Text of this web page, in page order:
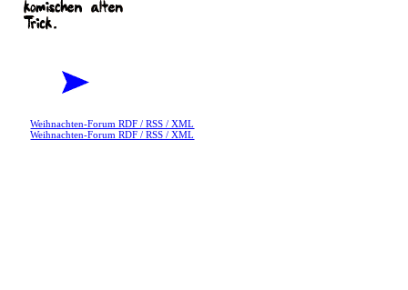
Weihnachten-Forum RDF / RSS / XML
Weihnachten-Forum RDF / RSS / XML